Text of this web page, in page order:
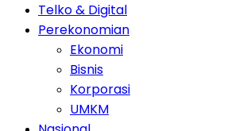
Telko & Digital
Perekonomian
Ekonomi
Bisnis
Korporasi
UMKM